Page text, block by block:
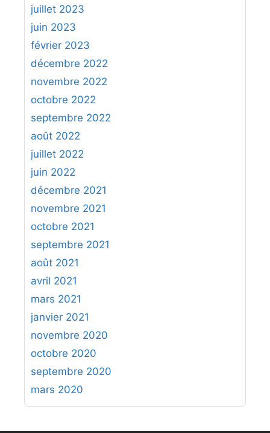
juillet 2023
juin 2023
février 2023
décembre 2022
novembre 2022
octobre 2022
septembre 2022
août 2022
juillet 2022
juin 2022
décembre 2021
novembre 2021
octobre 2021
septembre 2021
août 2021
avril 2021
mars 2021
janvier 2021
novembre 2020
octobre 2020
septembre 2020
mars 2020